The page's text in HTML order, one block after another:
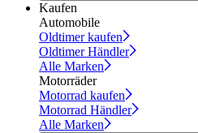
Kaufen
Automobile
Oldtimer kaufen
Oldtimer Händler
Alle Marken
Motorräder
Motorrad kaufen
Motorrad Händler
Alle Marken